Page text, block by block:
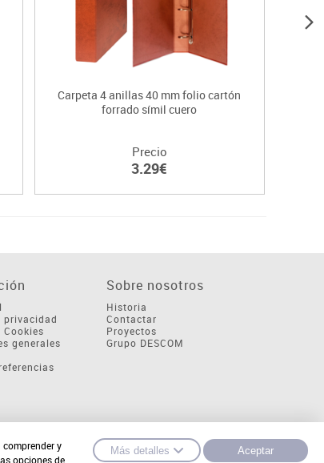
Carpeta 4 anillas 40 mm folio cartón
forrado símil cuero
Precio
3.29€
privacidad
generales
Sobre nosotros
Historia
Contactar
Proyectos
Grupo DESCOM
y
opciones de
Más detalles Aceptar